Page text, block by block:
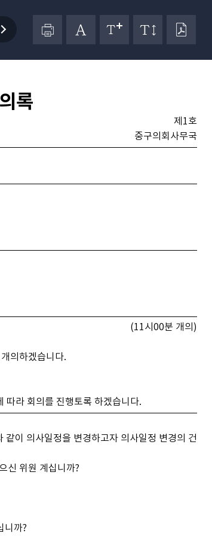
록
제1호
중구의회사무국
(11시00분 개의)
의하겠습니다.
따라 회의를 진행토록 하겠습니다.
이 의사일정을 변경하고자 의사일정 변경의 건
신 위원 계십니까?
니까?